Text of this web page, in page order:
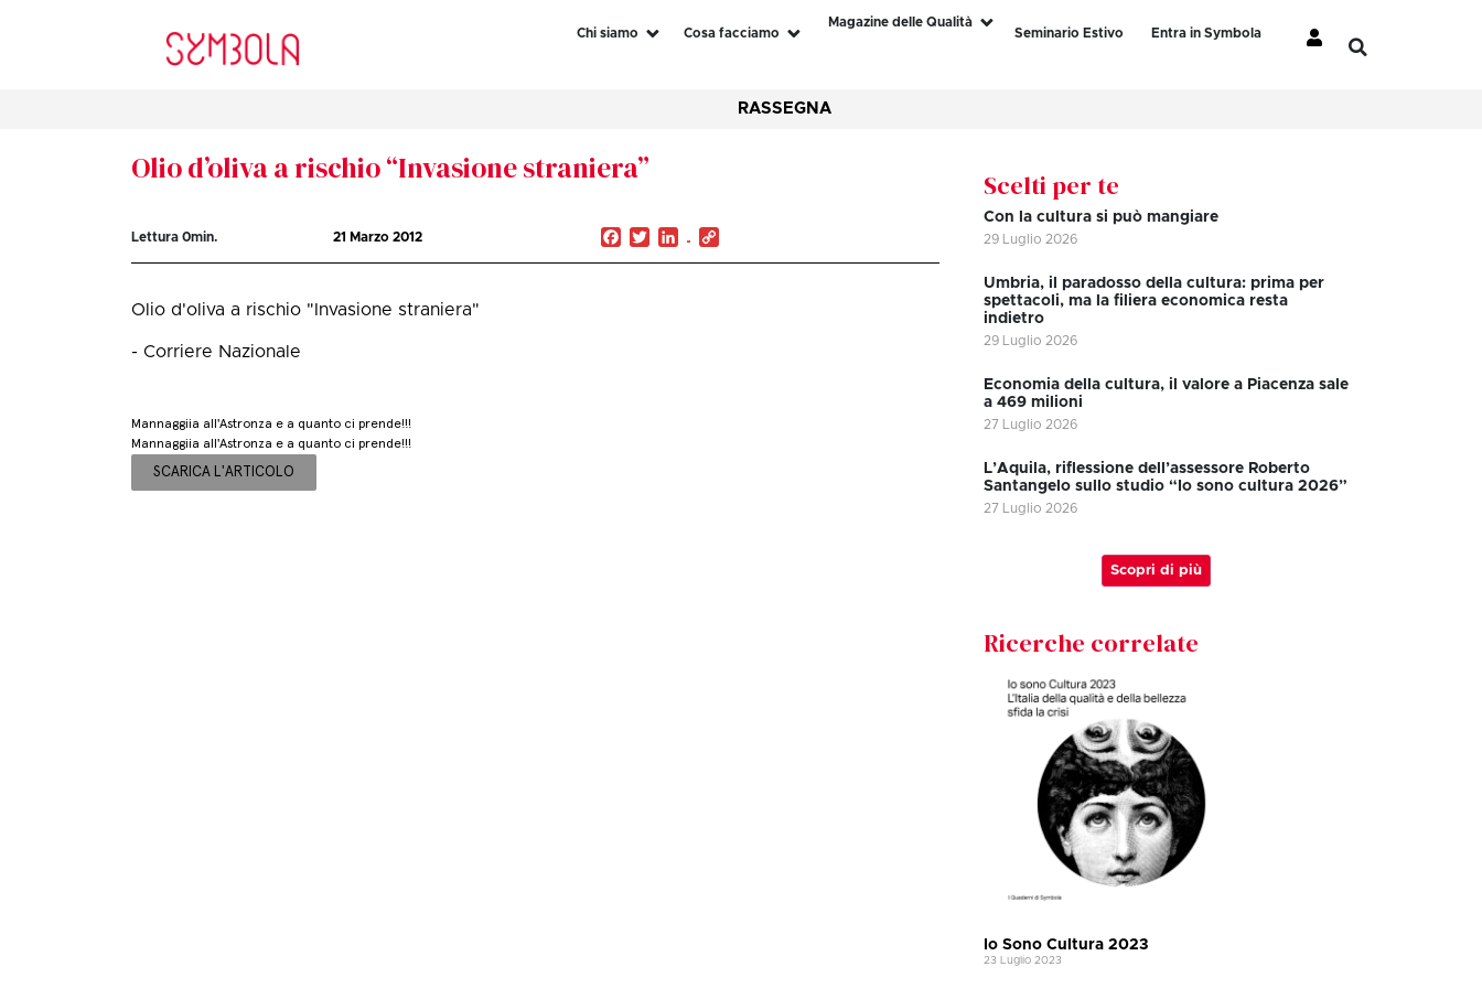
Chi siamo Cosa facciamo
Magazine delle Qualità
Seminario Estivo
Entra in Symbola
RASSEGNA
Olio d’oliva a rischio “Invasione straniera”
Lettura0min. 21 Marzo 2012 Facebook
TwitterLinkedIn
Olio d'oliva a rischio "Invasione straniera"
- Corriere Nazionale
Mannaggiia all'Astronza e a quanto ci prende!!!
Mannaggiia all'Astronza e a quanto ci prende!!!
SCARICA L'ARTICOLO
Scelti per te
Con la cultura si può mangiare
29 Luglio 2026
Umbria, il paradosso della cultura: prima per
spettacoli, ma la filiera economica resta
indietro
29 Luglio 2026
Economia della cultura, il valore a Piacenza sale
a 469 milioni
27 Luglio 2026
L’Aquila, riflessione dell’assessore Roberto
Santangelo sullo studio “Io sono cultura 2026”
27 Luglio 2026
Scopri di più
Ricerche correlate
Io Sono Cultura 2023
23 Luglio 2023